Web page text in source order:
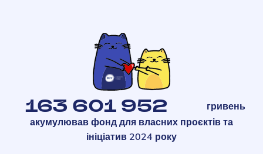
акумулював фонд для власних проєктів та
ініціатив 2024 року
гривень
163 601 952